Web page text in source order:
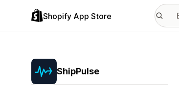
Shopify App Store
ShipPulse